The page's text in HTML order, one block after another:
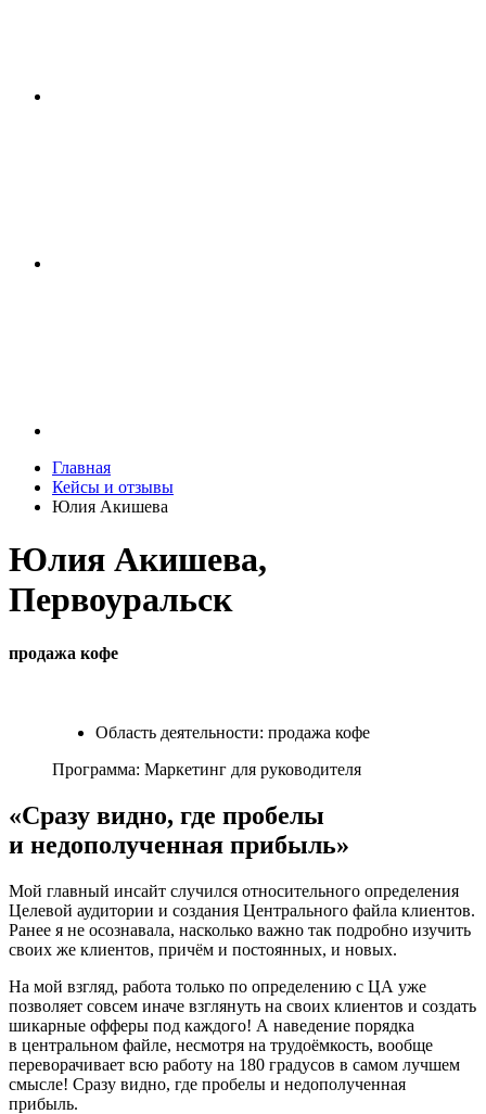
Главная
Кейсы и отзывы
Юлия Акишева
Юлия Акишева,
Первоуральск
продажа кофе
Область деятельности: продажа кофе
Программа: Маркетинг для руководителя
«Сразу видно, где пробелы
и недополученная прибыль»
Мой главный инсайт случился относительного определения
Целевой аудитории и создания Центрального файла клиентов.
Ранее я не осознавала, насколько важно так подробно изучить
своих же клиентов, причём и постоянных, и новых.
На мой взгляд, работа только по определению с ЦА уже
позволяет совсем иначе взглянуть на своих клиентов и создать
шикарные офферы под каждого! А наведение порядка
в центральном файле, несмотря на трудоёмкость, вообще
переворачивает всю работу на 180 градусов в самом лучшем
смысле! Сразу видно, где пробелы и недополученная
прибыль.